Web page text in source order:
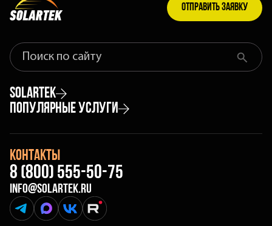
Отправить заявку
Что
найти
на
сайте
Найти
Solartek
Портфолио
Отзывы
Блог
Популярные услуги
Тонировка авто
Атермальная тонировка автомобиля
Брендирование авто
Контакты
8 (800) 555-50-75
info@solartek.ru
Telegramm
MAX Vk rutube